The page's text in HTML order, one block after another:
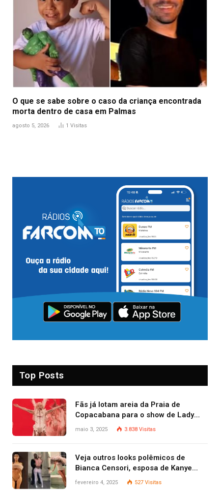
O que se sabe sobre o caso da criança encontrada
morta dentro de casa em Palmas
agosto 5, 2026 1 Visitas
Top Posts
Fãs já lotam areia da Praia de
Copacabana para o show de Lady
Gaga
maio 3, 2025 3.838 Visitas
Veja outros looks polêmicos de
Bianca Censori, esposa de Kanye
West que apareceu nua no Grammy
fevereiro 4, 2025 527 Visitas